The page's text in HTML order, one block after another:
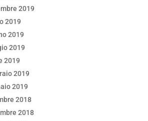
2019
2019
2019
2019
2019
2019
2019
2018
2018